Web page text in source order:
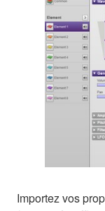
Importez vos